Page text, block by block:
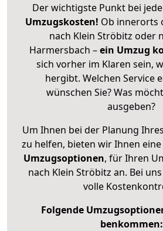
Der wichtigste Punkt bei
Umzugskosten! Ob innerorts
nach Klein Ströbitz oder
Harmersbach –ein Umzug
sich vorher im Klaren sein,
hergibt. Welchen Service
wünschen Sie? Was
ausgeben?
Um Ihnen bei der Planung
zu helfen, bieten wir Ihnen eine
Umzugsoptionen, für Ihren
nach Klein Ströbitz an. Bei
volle
Folgende
benkommen: